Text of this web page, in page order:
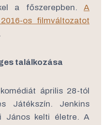
a főszerepben. A
os filmváltozatot
.
találkozása
április 28-tól
Játékszín. Jenkins
János kelti életre. A